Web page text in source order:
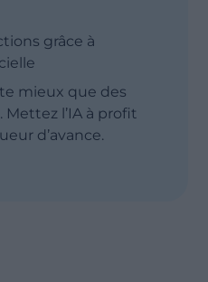
Afficher moin
grâce à
mieux que des
l’IA à profit
d’avance.